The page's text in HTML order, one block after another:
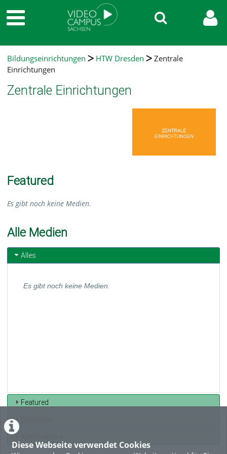
Diese Webseite verwendet Cookies
Bildungseinrichtungen HTW Dresden
Zentrale
Einrichtungen
Zentrale Einrichtungen
Featured
Es gibt noch keine Medien.
Alle Medien
Alles
Es gibt noch keine Medien.
Featured